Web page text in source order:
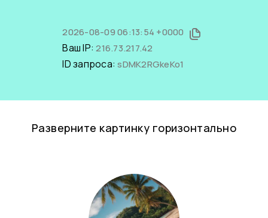
2026-08-09 06:13:54 +0000
Ваш IP:216.73.217.42
ID запроса:sDMK2RGkeKo1
Разверните картинку горизонтально